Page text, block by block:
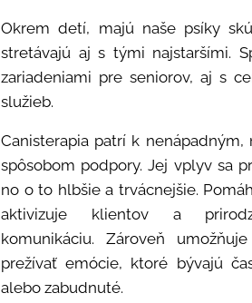
Okrem detí, majú naše psíky
stretávajú aj s tými najstaršími.
zariadeniami pre seniorov, aj s
služieb.
Canisterapia patrí k
spôsobom podpory. Jej vplyv sa
no o to hlbšie a trvácnejšie.
aktivizuje klientov a
komunikáciu. Zároveň
prežívať emócie, ktoré bývajú
alebo zabudnuté.